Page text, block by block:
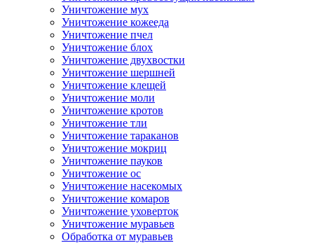
Уничтожение мух
Уничтожение кожееда
Уничтожение пчел
Уничтожение блох
Уничтожение двухвостки
Уничтожение шершней
Уничтожение клещей
Уничтожение моли
Уничтожение кротов
Уничтожение тли
Уничтожение тараканов
Уничтожение мокриц
Уничтожение пауков
Уничтожение ос
Уничтожение насекомых
Уничтожение комаров
Уничтожение уховерток
Уничтожение муравьев
Обработка от муравьев